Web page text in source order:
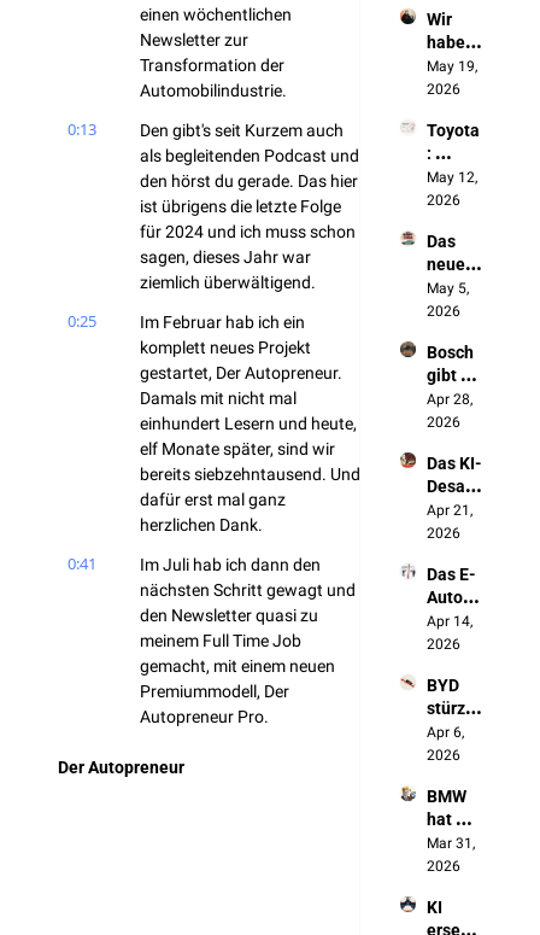
einen wöchentlichen
Newsletter zur
Transformation der
Automobilindustrie.
0:13
Den gibt's seit Kurzem auch
als begleitenden Podcast und
den hörst du gerade. Das hier
ist übrigens die letzte Folge
für 2024 und ich muss schon
sagen, dieses Jahr war
ziemlich überwältigend.
0:25
Im Februar hab ich ein
komplett neues Projekt
gestartet, Der Autopreneur.
Damals mit nicht mal
einhundert Lesern und heute,
elf Monate später, sind wir
bereits siebzehntausend. Und
dafür erst mal ganz
herzlichen Dank.
0:41
Im Juli hab ich dann den
nächsten Schritt gewagt und
den Newsletter quasi zu
meinem Full Time Job
gemacht, mit einem neuen
Premiummodell, Der
Autopreneur Pro.
Der Autopreneur
autono
me
Fahren
Wir
haben
die
Chines
ausges
perrt.
Jetzt
bauen
unsere
Autos
May 19,
2026
Toyota
:
„Wenn
sich
ändert,
werde
n wir
NICHT
ben"
May 12,
2026
Das
neue
Made
in
ny
entste
ht in
China
May 5,
2026
Bosch
gibt
Deutsc
hland
(und
keiner
redet
darübe
Apr 28,
2026
Das KI-
Desast
er der
Autoin
Apr 21,
2026
Das E-
Auto
zerstör
t Made
Germa
ny
Apr 14,
2026
BYD
stürzt
ab.
Und
das ist
Chinas
Plan
Apr 6,
2026
BMW
hat
2025
gewon
Aus
Mar 31,
2026
KI
ersetzt